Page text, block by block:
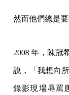
然而他們總是
2008 年，陳冠
說，「我想向
錄影現場辱罵